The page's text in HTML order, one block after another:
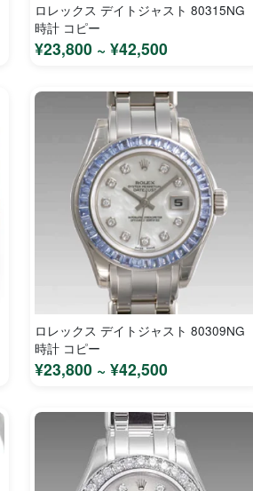
ロレックス デイトジャスト 80315NG
時計 コピー
¥23,800 ~ ¥42,500
ロレックス デイトジャスト 80309NG
時計 コピー
¥23,800 ~ ¥42,500